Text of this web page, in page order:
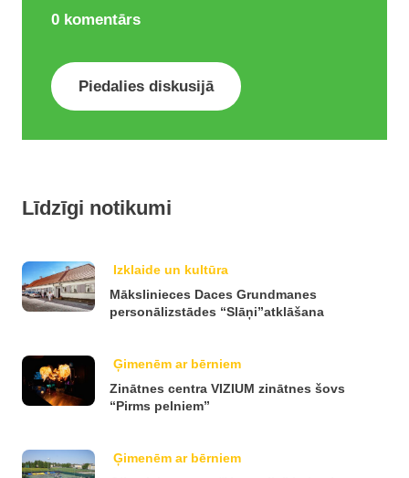
0 komentārs
Piedalies diskusijā
Līdzīgi notikumi
Izklaide un kultūra
Mākslinieces Daces Grundmanes
personālizstādes “Slāņi”atklāšana
Ģimenēm ar bērniem
Zinātnes centra VIZIUM zinātnes šovs
“Pirms pelniem”
Ģimenēm ar bērniem